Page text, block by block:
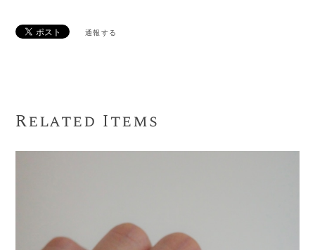
通報する
Related Items